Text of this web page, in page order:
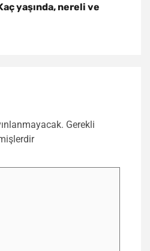
yaşında, nereli ve
Gerekli